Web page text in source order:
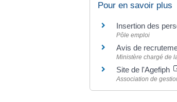
Pour en savoir plus
Insertion des
Pôle emploi
Avis de
Ministère chargé de
Site de l'Agefiph
Association de